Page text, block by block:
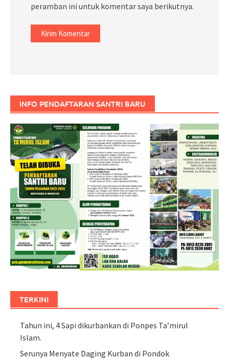
peramban ini untuk komentar saya berikutnya.
INFO PENDAFTARAN SANTRI BARU
TERKINI
Tahun ini, 4 Sapi dikurbankan di Ponpes Ta’mirul
Islam.
Serunya Menyate Daging Kurban di Pondok